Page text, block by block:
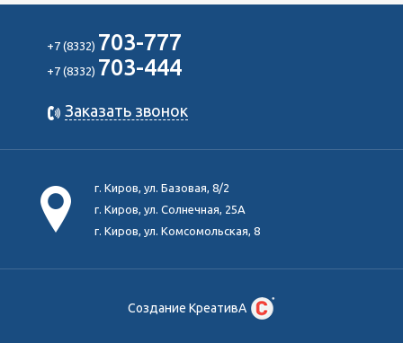
+7 (8332) 703-777
+7 (8332) 703-444
Заказать звонок
г. Киров, ул. Базовая, 8/2
г. Киров, ул. Солнечная, 25А
г. Киров, ул. Комсомольская, 8
Создание КреативА